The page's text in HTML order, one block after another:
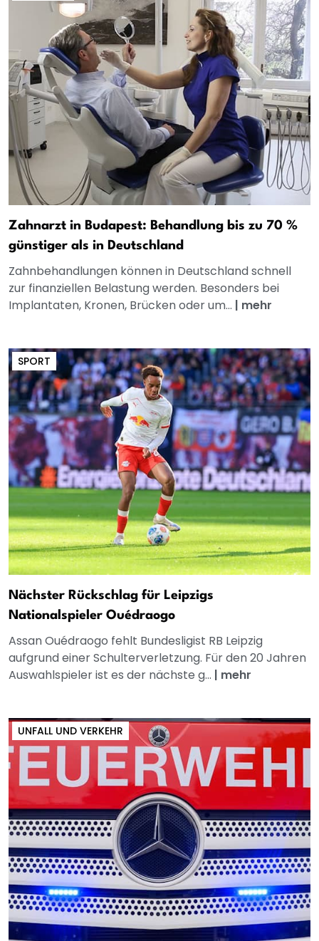
Zahnarzt in Budapest: Behandlung bis zu 70 %
günstiger als in Deutschland
Zahnbehandlungen können in Deutschland schnell
zur finanziellen Belastung werden. Besonders bei
Implantaten, Kronen, Brücken oder um... | mehr
SPORT
Nächster Rückschlag für Leipzigs
Nationalspieler Ouédraogo
Assan Ouédraogo fehlt Bundesligist RB Leipzig
aufgrund einer Schulterverletzung. Für den 20 Jahren
Auswahlspieler ist es der nächste g... | mehr
UNFALL UND VERKEHR